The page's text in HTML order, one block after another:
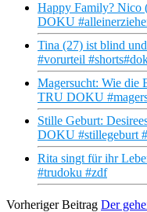
Happy Family? Nico
DOKU
Tina (27) ist blind
#vorurteil
Magersucht: Wie die
TRU DOKU
Stille Geburt:
DOKU #stillegeburt
Rita singt für ihr
#trudoku #zdf
Vorheriger Beitrag Der